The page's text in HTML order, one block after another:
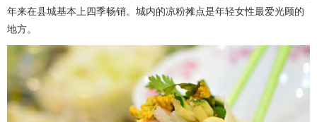
年来在县城基本上四季畅销。城内的凉粉摊点是年轻女性最爱光顾的
地方。